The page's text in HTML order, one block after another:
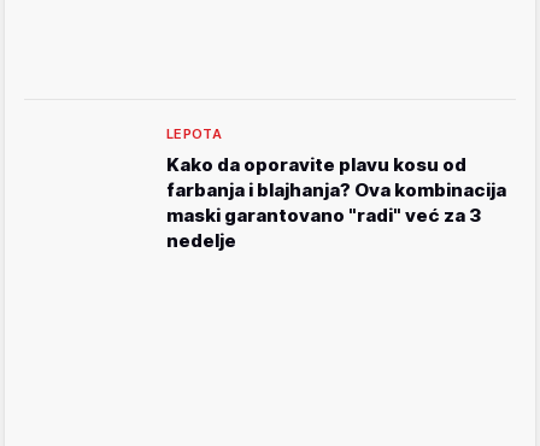
LEPOTA
Kako da oporavite plavu kosu od
farbanja i blajhanja? Ova kombinacija
maski garantovano "radi" već za 3
nedelje